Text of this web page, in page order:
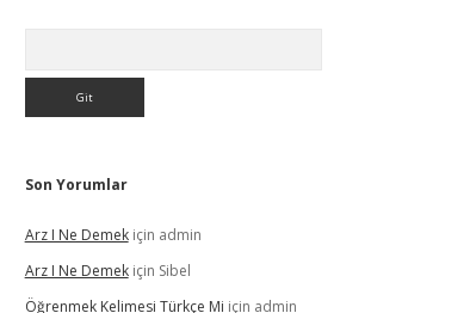
Son Yorumlar
Arz I Ne Demekiçin admin
Arz I Ne Demekiçin Sibel
Öğrenmek Kelimesi Türkçe Mi için admin